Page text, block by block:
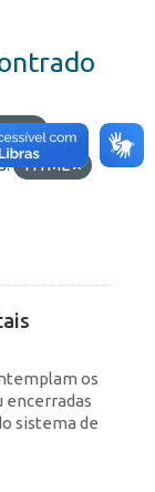
HTML
os
encerradas
sistema de